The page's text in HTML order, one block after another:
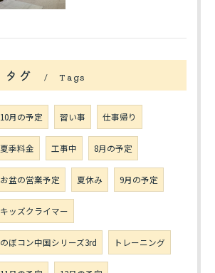
タグ Tags
10月の予定 習い事 仕事帰り
夏季料金 工事中 8月の予定
お盆の営業予定 夏休み 9月の予定
キッズクライマー
のぼコン中国シリーズ3rd トレーニング